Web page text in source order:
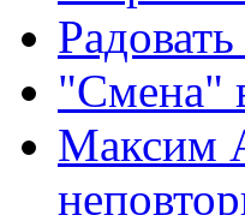
"Смена"
Максим